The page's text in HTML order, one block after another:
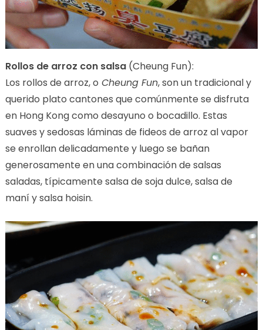
Rollos de arroz con salsa(Cheung Fun):
Los rollos de arroz, o Cheung Fun, son un tradicional y
querido plato cantones que comúnmente se disfruta
en Hong Kong como desayuno o bocadillo. Estas
suaves y sedosas láminas de fideos de arroz al vapor
se enrollan delicadamente y luego se bañan
generosamente en una combinación de salsas
saladas, típicamente salsa de soja dulce, salsa de
maní y salsa hoisin.